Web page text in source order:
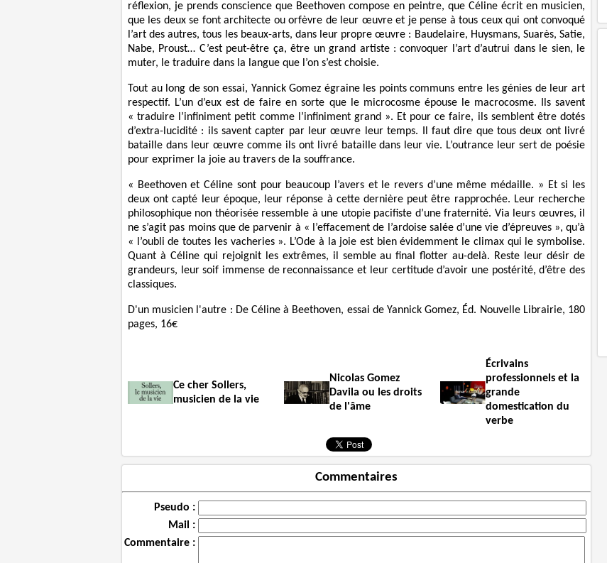
réflexion, je prends conscience que Beethoven compose en peintre, que Céline écrit en musicien,
que les deux se font architecte ou orfèvre de leur œuvre et je pense à tous ceux qui ont convoqué
l’art des autres, tous les beaux-arts, dans leur propre œuvre : Baudelaire, Huysmans, Suarès, Satie,
Nabe, Proust… C’est peut-être ça, être un grand artiste : convoquer l’art d’autrui dans le sien, le
muter, le traduire dans la langue que l’on s’est choisie.
Tout au long de son essai, Yannick Gomez égraine les points communs entre les génies de leur art
respectif. L’un d’eux est de faire en sorte que le microcosme épouse le macrocosme. Ils savent
« traduire l’infiniment petit comme l’infiniment grand ». Et pour ce faire, ils semblent être dotés
d’extra-lucidité : ils savent capter par leur œuvre leur temps. Il faut dire que tous deux ont livré
bataille dans leur œuvre comme ils ont livré bataille dans leur vie. L’outrance leur sert de poésie
pour exprimer la joie au travers de la souffrance.
« Beethoven et Céline sont pour beaucoup l’avers et le revers d’une même médaille. » Et si les
deux ont capté leur époque, leur réponse à cette dernière peut être rapprochée. Leur recherche
philosophique non théorisée ressemble à une utopie pacifiste d’une fraternité. Via leurs œuvres, il
ne s’agit pas moins que de parvenir à « l’effacement de l’ardoise salée d’une vie d’épreuves », qu’à
« l’oubli de toutes les vacheries ». L’Ode à la joie est bien évidemment le climax qui le symbolise.
Quant à Céline qui rejoignit les extrêmes, il semble au final flotter au-delà. Reste leur désir de
grandeurs, leur soif immense de reconnaissance et leur certitude d’avoir une postérité, d’être des
classiques.
D'un musicien l'autre : De Céline à Beethoven, essai de Yannick Gomez, Éd. Nouvelle Librairie, 180
pages, 16€
Ce cher Sollers,
musicien de la vie
Nicolas Gomez
Davila ou les droits
de l'âme
Écrivains
professionnels et la
grande
domestication du
verbe
Commentaires
Pseudo :
Mail :
Commentaire :